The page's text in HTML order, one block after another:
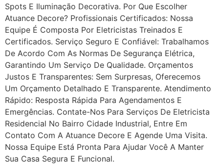
Spots E Iluminação Decorativa. Por Que Escolher
Atuance Decore? Profissionais Certificados: Nossa
Equipe É Composta Por Eletricistas Treinados E
Certificados. Serviço Seguro E Confiável: Trabalhamos
De Acordo Com As Normas De Segurança Elétrica,
Garantindo Um Serviço De Qualidade. Orçamentos
Justos E Transparentes: Sem Surpresas, Oferecemos
Um Orçamento Detalhado E Transparente. Atendimento
Rápido: Resposta Rápida Para Agendamentos E
Emergências. Contate-Nos Para Serviços De Eletricista
Residencial No Bairro Cidade Industrial, Entre Em
Contato Com A Atuance Decore E Agende Uma Visita.
Nossa Equipe Está Pronta Para Ajudar Você A Manter
Sua Casa Segura E Funcional.